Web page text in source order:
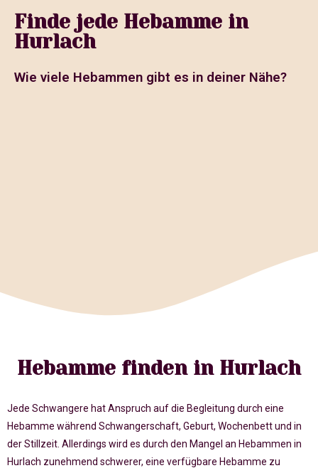
Finde jede Hebamme in
Hurlach
Wie viele Hebammen gibt es in deiner Nähe?
Hebamme finden in Hurlach
Jede Schwangere hat Anspruch auf die Begleitung durch eine
Hebamme während Schwangerschaft, Geburt, Wochenbett und in
der Stillzeit. Allerdings wird es durch den Mangel an Hebammen in
Hurlach zunehmend schwerer, eine verfügbare Hebamme zu